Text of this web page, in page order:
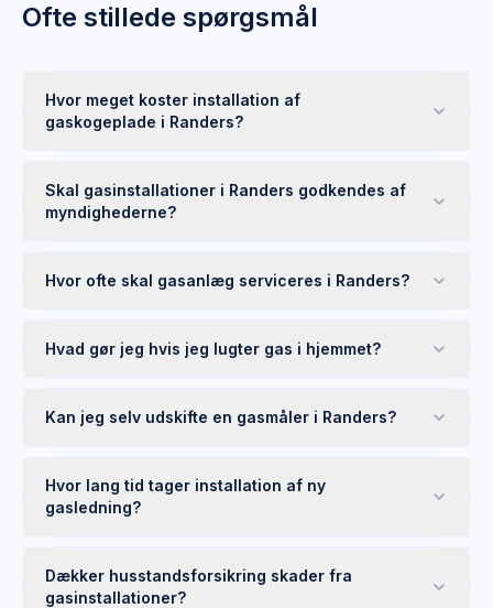
Ofte stillede spørgsmål
Hvor meget koster installation af
gaskogeplade i Randers?
Skal gasinstallationer i Randers godkendes af
myndighederne?
Hvor ofte skal gasanlæg serviceres i Randers?
Hvad gør jeg hvis jeg lugter gas i hjemmet?
Kan jeg selv udskifte en gasmåler i Randers?
Hvor lang tid tager installation af ny
gasledning?
Dækker husstandsforsikring skader fra
gasinstallationer?